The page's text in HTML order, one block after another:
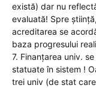
există) dar nu
evaluată! Spre
acreditarea se
baza progresului
7. Finanțarea univ.
statuate în sistem !
trei univ (de stat